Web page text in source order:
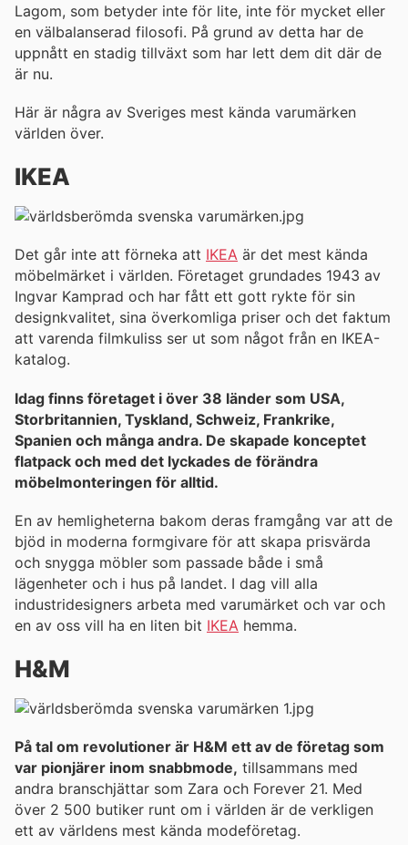
Lagom, som betyder inte för lite, inte för mycket eller
en välbalanserad filosofi. På grund av detta har de
uppnått en stadig tillväxt som har lett dem dit där de
är nu.
Här är några av Sveriges mest kända varumärken
världen över.
IKEA
Det går inte att förneka att IKEA är det mest kända
möbelmärket i världen. Företaget grundades 1943 av
Ingvar Kamprad och har fått ett gott rykte för sin
designkvalitet, sina överkomliga priser och det faktum
att varenda filmkuliss ser ut som något från en IKEA-
katalog.
Idag finns företaget i över 38 länder som USA,
Storbritannien, Tyskland, Schweiz, Frankrike,
Spanien och många andra. De skapade konceptet
flatpack och med det lyckades de förändra
möbelmonteringen för alltid.
En av hemligheterna bakom deras framgång var att de
bjöd in moderna formgivare för att skapa prisvärda
och snygga möbler som passade både i små
lägenheter och i hus på landet. I dag vill alla
industridesigners arbeta med varumärket och var och
en av oss vill ha en liten bit IKEA hemma.
H&M
På tal om revolutioner är H&M ett av de företag som
var pionjärer inom snabbmode, tillsammans med
andra branschjättar som Zara och Forever 21. Med
över 2 500 butiker runt om i världen är de verkligen
ett av världens mest kända modeföretag.